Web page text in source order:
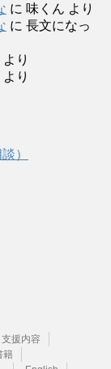
に 味くん より
に 長文になっ
より
より
）
支援内容
籍